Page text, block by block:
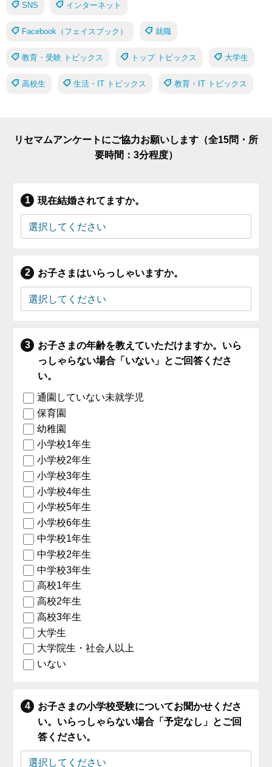
SNS インターネット
Facebook（フェイスブック） 就職
教育・受験 トピックス トップ トピックス 大学生
高校生 生活・IT トピックス 教育・IT トピックス
リセマムアンケートにご協力お願いします（全15問・所
要時間：3分程度）
現在結婚されてますか。
お子さまはいらっしゃいますか。
お子さまの年齢を教えていただけますか。いら
っしゃらない場合「いない」とご回答くださ
い。
通園していない未就学児
保育園
幼稚園
小学校1年生
小学校2年生
小学校3年生
小学校4年生
小学校5年生
小学校6年生
中学校1年生
中学校2年生
中学校3年生
高校1年生
高校2年生
高校3年生
大学生
大学院生・社会人以上
いない
お子さまの小学校受験についてお聞かせくださ
い。いらっしゃらない場合「予定なし」とご回
答ください。